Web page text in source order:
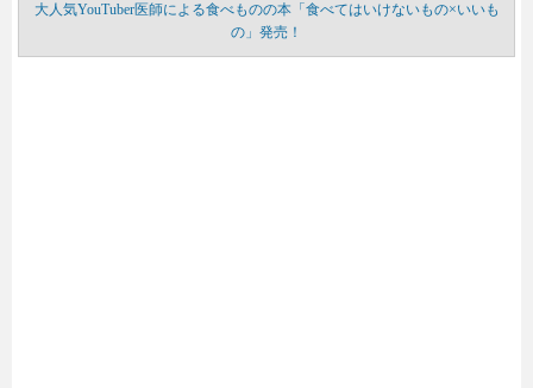
大人気YouTuber医師による食べものの本「食べてはいけないもの×いいも
の」発売！